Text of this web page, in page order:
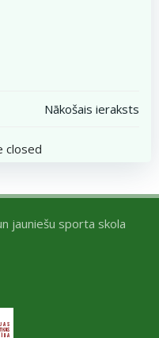
Nākošais ieraksts
closed
jauniešu sporta skola